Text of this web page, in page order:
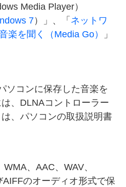
Media Player）
7）」、「 ネットワ
楽を聞く（Media Go）
」
ソコンに保存した音楽を
、DLNAコントローラー
、パソコンの取扱説明書
、AAC、WAV、
のオーディオ形式で保